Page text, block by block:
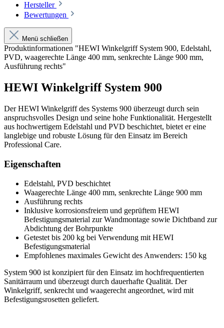
Hersteller
Bewertungen
Menü schließen
Produktinformationen "HEWI Winkelgriff System 900, Edelstahl,
PVD, waagerechte Länge 400 mm, senkrechte Länge 900 mm,
Ausführung rechts"
HEWI Winkelgriff System 900
Der HEWI Winkelgriff des Systems 900 überzeugt durch sein
anspruchsvolles Design und seine hohe Funktionalität. Hergestellt
aus hochwertigem Edelstahl und PVD beschichtet, bietet er eine
langlebige und robuste Lösung für den Einsatz im Bereich
Professional Care.
Eigenschaften
Edelstahl, PVD beschichtet
Waagerechte Länge 400 mm, senkrechte Länge 900 mm
Ausführung rechts
Inklusive korrosionsfreiem und geprüftem HEWI
Befestigungsmaterial zur Wandmontage sowie Dichtband zur
Abdichtung der Bohrpunkte
Getestet bis 200 kg bei Verwendung mit HEWI
Befestigungsmaterial
Empfohlenes maximales Gewicht des Anwenders: 150 kg
System 900 ist konzipiert für den Einsatz im hochfrequentierten
Sanitärraum und überzeugt durch dauerhafte Qualität. Der
Winkelgriff, senkrecht und waagerecht angeordnet, wird mit
Befestigungsrosetten geliefert.